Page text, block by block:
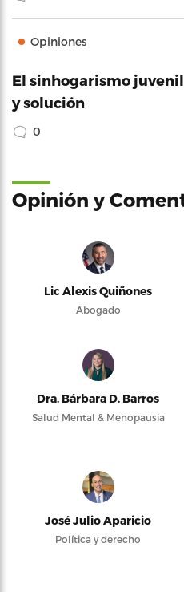
Opiniones
El sinhogarismo
y solución
0
Opinión y
Lic Alexis Quiñones
Abogado
Dra. Bárbara D. Barros
Salud Mental & Menopausia
José Julio Aparicio
Política y derecho